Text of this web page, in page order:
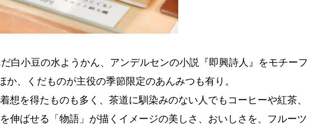
白小豆の水ようかん、アンデルセンの小説『即興詩人』をモチーフ
、くだものが主役の季節限定のあんみつも有り。
を得たものも多く、茶道に馴染みのない人でもコーヒーや紅茶、
伸ばせる「物語」が描くイメージの美しさ、おいしさを、フルーツ